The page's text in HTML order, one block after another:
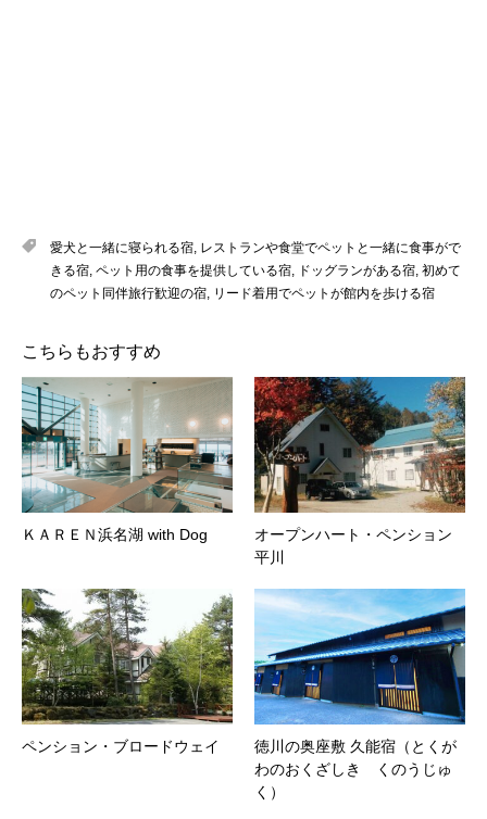
愛犬と一緒に寝られる宿, レストランや食堂でペットと一緒に食事がで
きる宿, ペット用の食事を提供している宿, ドッグランがある宿, 初めて
のペット同伴旅行歓迎の宿, リード着用でペットが館内を歩ける宿
こちらもおすすめ
ＫＡＲＥＮ浜名湖 with Dog
オープンハート・ペンション
平川
ペンション・ブロードウェイ
徳川の奥座敷 久能宿（とくが
わのおくざしき くのうじゅ
く）